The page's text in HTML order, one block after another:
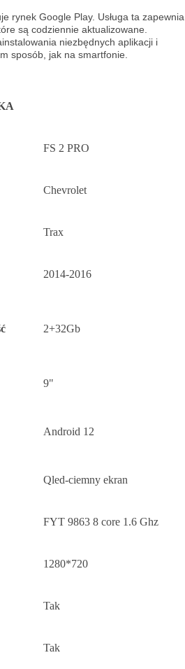
rynek Google Play. Usługa ta zapewnia
są codziennie aktualizowane.
niezbędnych aplikacji i
sposób, jak na smartfonie.
FS 2 PRO
Chevrolet
Trax
2014-2016
2+32Gb
9"
Android 12
Qled-ciemny ekran
FYT 9863 8 core 1.6 Ghz
1280*720
Tak
Tak